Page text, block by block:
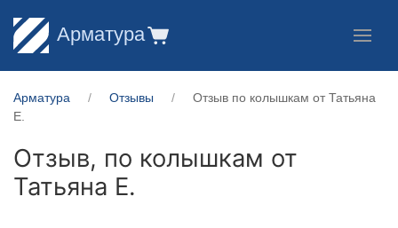
Арматура
Арматура Отзывы
Отзыв по колышкам от Татьяна
Е.
Отзыв, по колышкам от
Татьяна Е.